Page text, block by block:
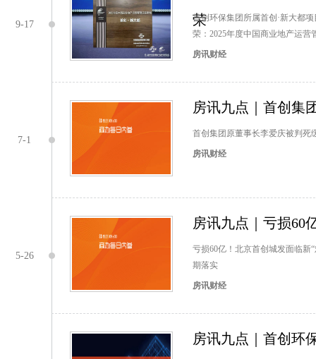
9-17
荣
首创环保集团所属首创·新大都
荣：2025年度中国商业地产运营
房讯财经
7-1
房讯九点｜首创集
首创集团原董事长李爱庆被判死
房讯财经
5-26
房讯九点｜亏损60
亏损60亿！北京首创城发面临新
期落实
房讯财经
房讯九点｜首创环